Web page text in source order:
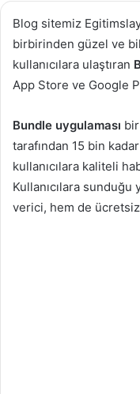
Blog sitemiz
birbirinden güzel ve
kullanıcılara ulaştıran
App Store ve Google
Bundle uygulaması
tarafından 15 bin
kullanıcılara kaliteli
Kullanıcılara
verici, hem de